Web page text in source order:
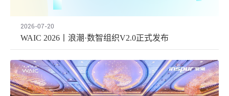
2026-07-20
WAIC 2026丨浪潮·数智组织V2.0正式发布